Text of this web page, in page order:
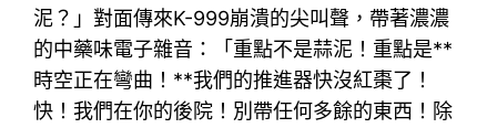
泥？」對面傳來K-999崩潰的尖叫聲，帶著濃濃
的中藥味電子雜音：「重點不是蒜泥！重點是**
時空正在彎曲！**我們的推進器快沒紅棗了！
快！我們在你的後院！別帶任何多餘的東西！除